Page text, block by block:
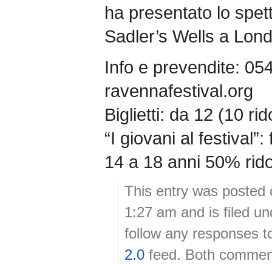
ha presentato lo
Sadler’s Wells a
Info e prevendite:
ravennafestival.org
Biglietti: da 12 (10
“I giovani al
14 a 18 anni 50%
This entry was posted
1:27 am and is filed
follow any responses
2.0 feed. Both